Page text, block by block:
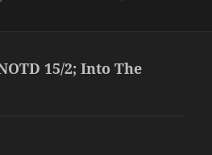
15/2; Into The